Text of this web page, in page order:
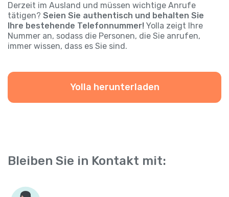
Derzeit im Ausland und müssen wichtige Anrufe
tätigen? Seien Sie authentisch und behalten Sie
Ihre bestehende Telefonnummer! Yolla zeigt Ihre
Nummer an, sodass die Personen, die Sie anrufen,
immer wissen, dass es Sie sind.
Yolla herunterladen
Bleiben Sie in Kontakt mit: